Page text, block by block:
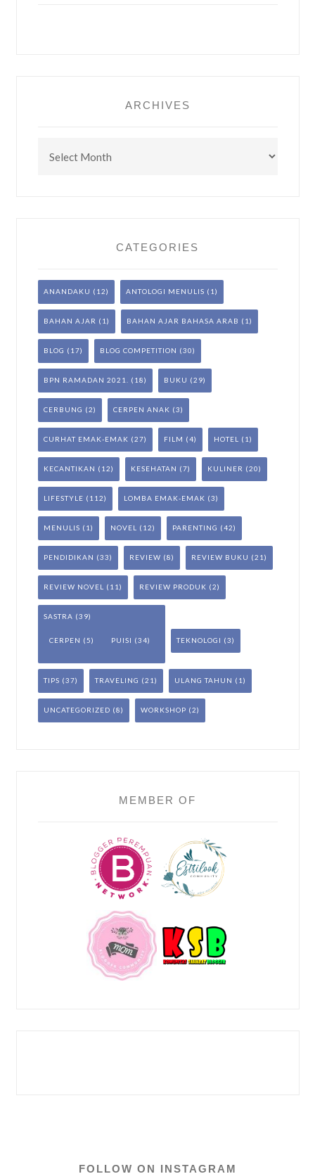
ARCHIVES
CATEGORIES
ANANDAKU (12) ANTOLOGI MENULIS (1)
BAHAN AJAR (1) BAHAN AJAR BAHASA ARAB (1)
BLOG (17) BLOG COMPETITION (30)
BPN RAMADAN 2021. (18) BUKU (29)
CERBUNG (2) CERPEN ANAK (3)
CURHAT EMAK-EMAK (27) FILM (4) HOTEL (1)
KECANTIKAN (12) KESEHATAN (7) KULINER (20)
LIFESTYLE (112) LOMBA EMAK-EMAK (3)
MENULIS (1) NOVEL (12) PARENTING (42)
PENDIDIKAN (33) REVIEW (8) REVIEW BUKU (21)
REVIEW NOVEL (11) REVIEW PRODUK (2)
SASTRA (39)
CERPEN (5) PUISI (34) TEKNOLOGI (3)
TIPS (37) TRAVELING (21) ULANG TAHUN (1)
UNCATEGORIZED (8) WORKSHOP (2)
MEMBER OF
FOLLOW ON INSTAGRAM